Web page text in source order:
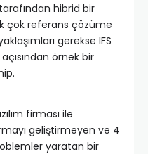
hibrid bir
çok referans çözüme
gerekse IFS
açısından örnek bir
firması ile
geliştirmeyen ve 4
yaratan bir